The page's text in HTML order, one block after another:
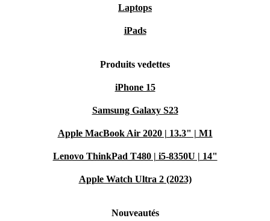
Laptops
iPads
Produits vedettes
iPhone 15
Samsung Galaxy S23
Apple MacBook Air 2020 | 13.3" | M1
Lenovo ThinkPad T480 | i5-8350U | 14"
Apple Watch Ultra 2 (2023)
Nouveautés